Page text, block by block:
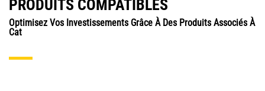
PRODUITS COMPATIBLES
Optimisez Vos Investissements Grâce À Des Produits Associés À
Cat